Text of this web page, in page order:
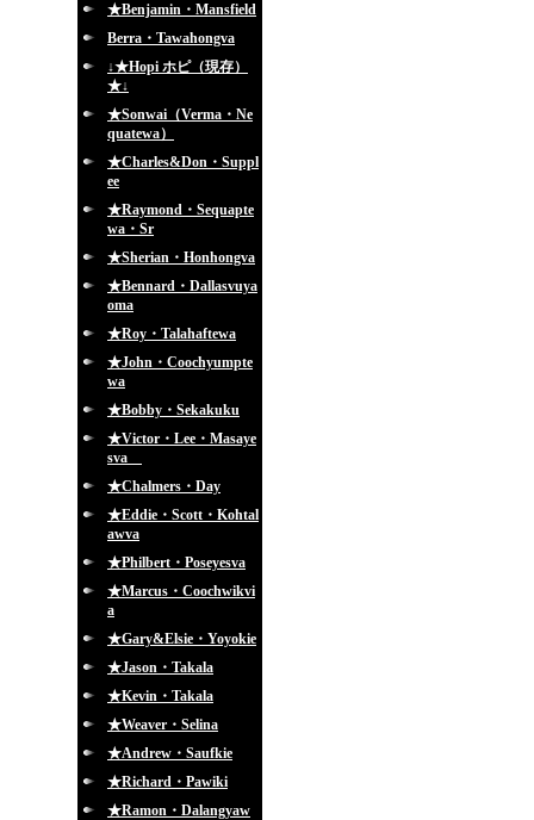
★Benjamin・Mansfield
Berra・Tawahongva
↓★Hopi ホピ（現存）
★↓
★Sonwai（Verma・Ne
quatewa）
★Charles&Don・Suppl
ee
★Raymond・Sequapte
wa・Sr
★Sherian・Honhongva
★Bennard・Dallasvuya
oma
★Roy・Talahaftewa
★John・Coochyumpte
wa
★Bobby・Sekakuku
★Victor・Lee・Masaye
sva
★Chalmers・Day
★Eddie・Scott・Kohtal
awva
★Philbert・Poseyesva
★Marcus・Coochwikvi
a
★Gary&Elsie・Yoyokie
★Jason・Takala
★Kevin・Takala
★Weaver・Selina
★Andrew・Saufkie
★Richard・Pawiki
★Ramon・Dalangyaw